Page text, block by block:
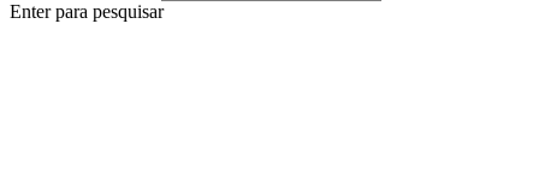
Enter para pesquisar